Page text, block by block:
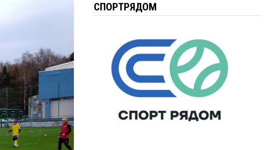
СПОРТРЯДОМ